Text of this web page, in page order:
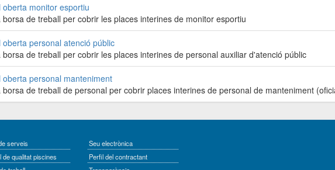
monitor esportiu
de treball per cobrir les places interines de monitor esportiu
personal atenció públic
de treball per cobrir les places interines de personal auxiliar d'atenció públic
personal manteniment
borsa de treball de personal per cobrir places interines de personal de manteniment
serveis
de qualitat piscines
Seu electrònica
Perfil del contractant